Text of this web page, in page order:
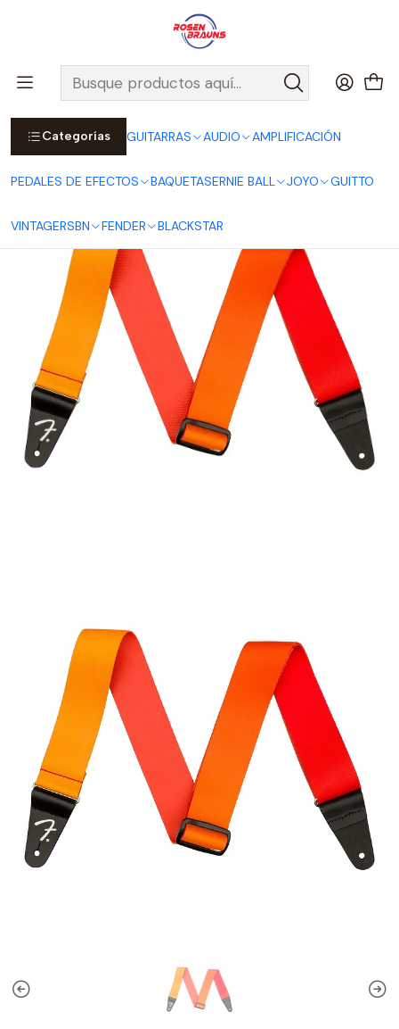
Categorías GUITARRAS AUDIO AMPLIFICACIÓN
PEDALES DE EFECTOS BAQUETASERNIE BALL JOYO GUITTO
VINTAGERSBN FENDER BLACKSTAR
Por compras sobre $25.000 en Santiago urbano, Colina o
Padre Hurtado, incluimos el despacho!
Ver Detalles
Inicio FENDER
CORREAS FENDER
Correa para Guitarra/Bajo Ombré Tequila Sunrise